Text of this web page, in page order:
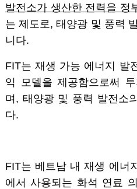
발전소가 생산한 전력을 정
는 제도로, 태양광 및 풍력
니다.
FIT는 재생 가능 에너지 발
익 모델을 제공함으로써
며, 태양광 및 풍력 발전소
다.
FIT는 베트남 내 재생 에너
에서 사용되는 화석 연료